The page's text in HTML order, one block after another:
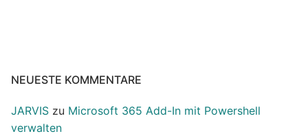
NEUESTE KOMMENTARE
JARVIS zu Microsoft 365 Add-In mit Powershell
verwalten